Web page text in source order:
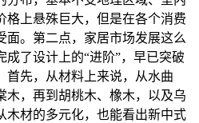
格上悬殊巨大，但是在各个消费
面。第二点，家居市场发展这么
成了设计上的“进阶”，早已突破
首先，从材料上来说，从水曲
木，再到胡桃木、橡木，以及乌
木材的多元化，也能看出新中式